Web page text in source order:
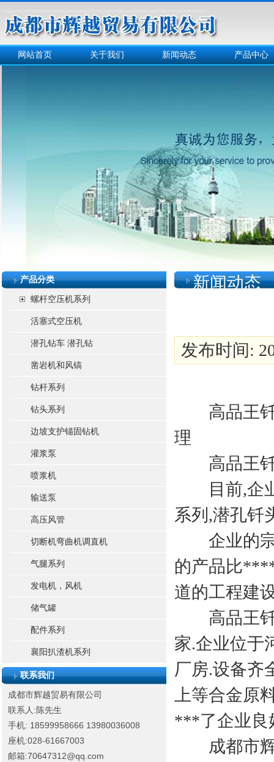
网站首页 关于我们 新闻动态 产品中心
产品分类
螺杆空压机系列
活塞式空压机
潜孔钻车 潜孔钻
凿岩机和风镐
钻杆系列
钻头系列
边坡支护锚固钻机
灌浆泵
喷浆机
输送泵
高压风管
切断机弯曲机调直机
气腿系列
发电机，风机
储气罐
配件系列
襄阳扒渣机系列
联系我们
成都市辉越贸易有限公司
联系人:陈先生
手机: 18599958666 13980036008
座机:028-61667003
邮箱:70647312@qq.com
新闻动态
发布时间:
高品王钎
理
高品王钎
目前,企业
系列,潜孔钎
企业的宗
的产品比
道的工程建
高品王钎
家.企业位于
厂房.设备齐
上等合金
***了企业良
成都市辉